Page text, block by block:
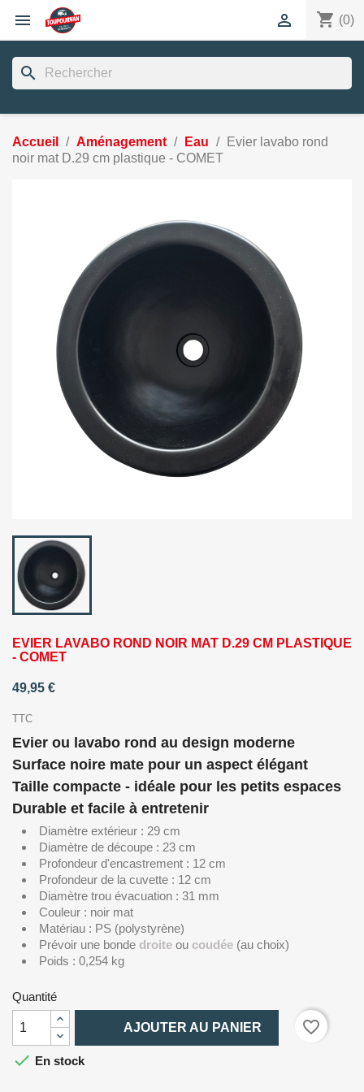
 shopping_cart (0)

search
Accueil Aménagement Eau
Evier lavabo rond
noir mat D.29 cm plastique - COMET
EVIER LAVABO ROND NOIR MAT D.29 CM PLASTIQUE
- COMET
49,95 €
TTC
Evier ou lavabo rond au design moderne
Surface noire mate pour un aspect élégant
Taille compacte - idéale pour les petits espaces
Durable et facile à entretenir
Diamètre extérieur : 29 cm
Diamètre de découpe : 23 cm
Profondeur d'encastrement : 12 cm
Profondeur de la cuvette : 12 cm
Diamètre trou évacuation : 31 mm
Couleur : noir mat
Matériau : PS (polystyrène)
Prévoir une bonde droite ou coudée (au choix)
Poids : 0,254 kg
Quantité
AJOUTER AU PANIER
favorite_border
 En stock